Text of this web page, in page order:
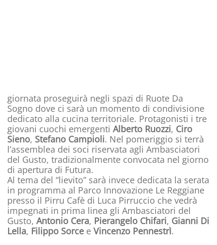
giornata proseguirà negli spazi di Ruote Da
Sogno dove ci sarà un momento di condivisione
dedicato alla cucina territoriale. Protagonisti i tre
giovani cuochi emergenti Alberto Ruozzi, Ciro
Sieno, Stefano Campioli. Nel pomeriggio si terrà
l’assemblea dei soci riservata agli Ambasciatori
del Gusto, tradizionalmente convocata nel giorno
di apertura di Futura.
Al tema del “lievito” sarà invece dedicata la serata
in programma al Parco Innovazione Le Reggiane
presso il Pirru Cafè di Luca Pirruccio che vedrà
impegnati in prima linea gli Ambasciatori del
Gusto, Antonio Cera, Pierangelo Chifari, Gianni Di
Lella, Filippo Sorce e Vincenzo Pennestrì.